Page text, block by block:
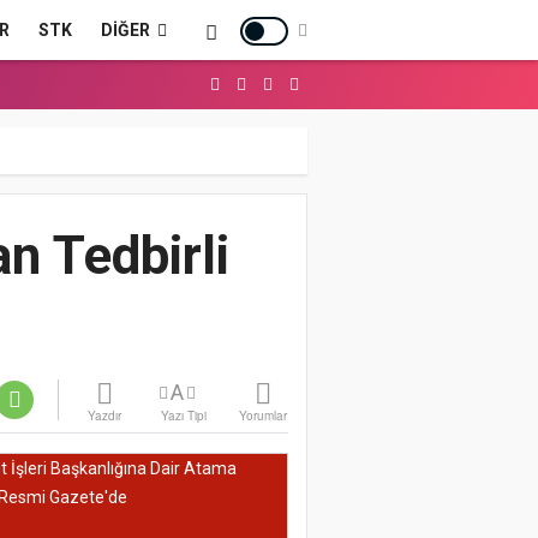
STK DIĞER
Tedbirli
Yazdır
A
Yazı Tipi Yorumlar